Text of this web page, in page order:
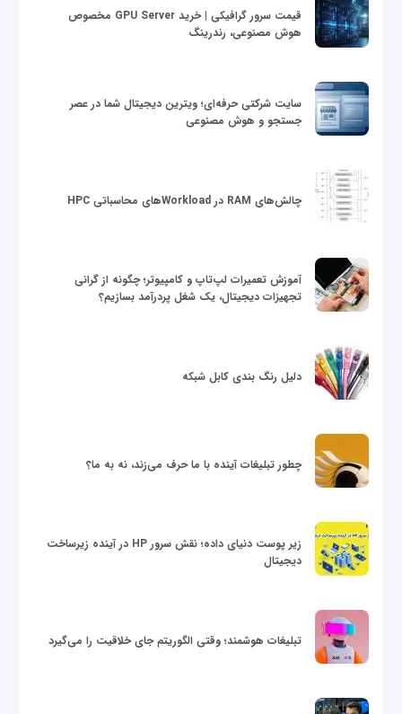
قیمت سرور گرافیکی | خرید GPU Server مخصوص
هوش مصنوعی، رندرینگ
سایت شرکتی حرفه‌ای؛ ویترین دیجیتال شما در عصر
جستجو و هوش مصنوعی
چالش‌های RAM در Workloadهای محاسباتی HPC
آموزش تعمیرات لپ‌تاپ و کامپیوتر؛ چگونه از گرانی
تجهیزات دیجیتال، یک شغل پردرآمد بسازیم؟
دلیل رنگ بندی کابل شبکه
چطور تبلیغات آینده با ما حرف می‌زند، نه به ما؟
زیر پوست دنیای داده؛ نقش سرور HP در آینده زیرساخت
دیجیتال
تبلیغات هوشمند؛ وقتی الگوریتم جای خلاقیت را می‌گیرد